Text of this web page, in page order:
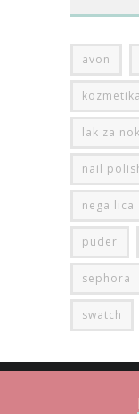
avon
kozmetika
lak za
nail
nega lica
puder
sephora
swatch